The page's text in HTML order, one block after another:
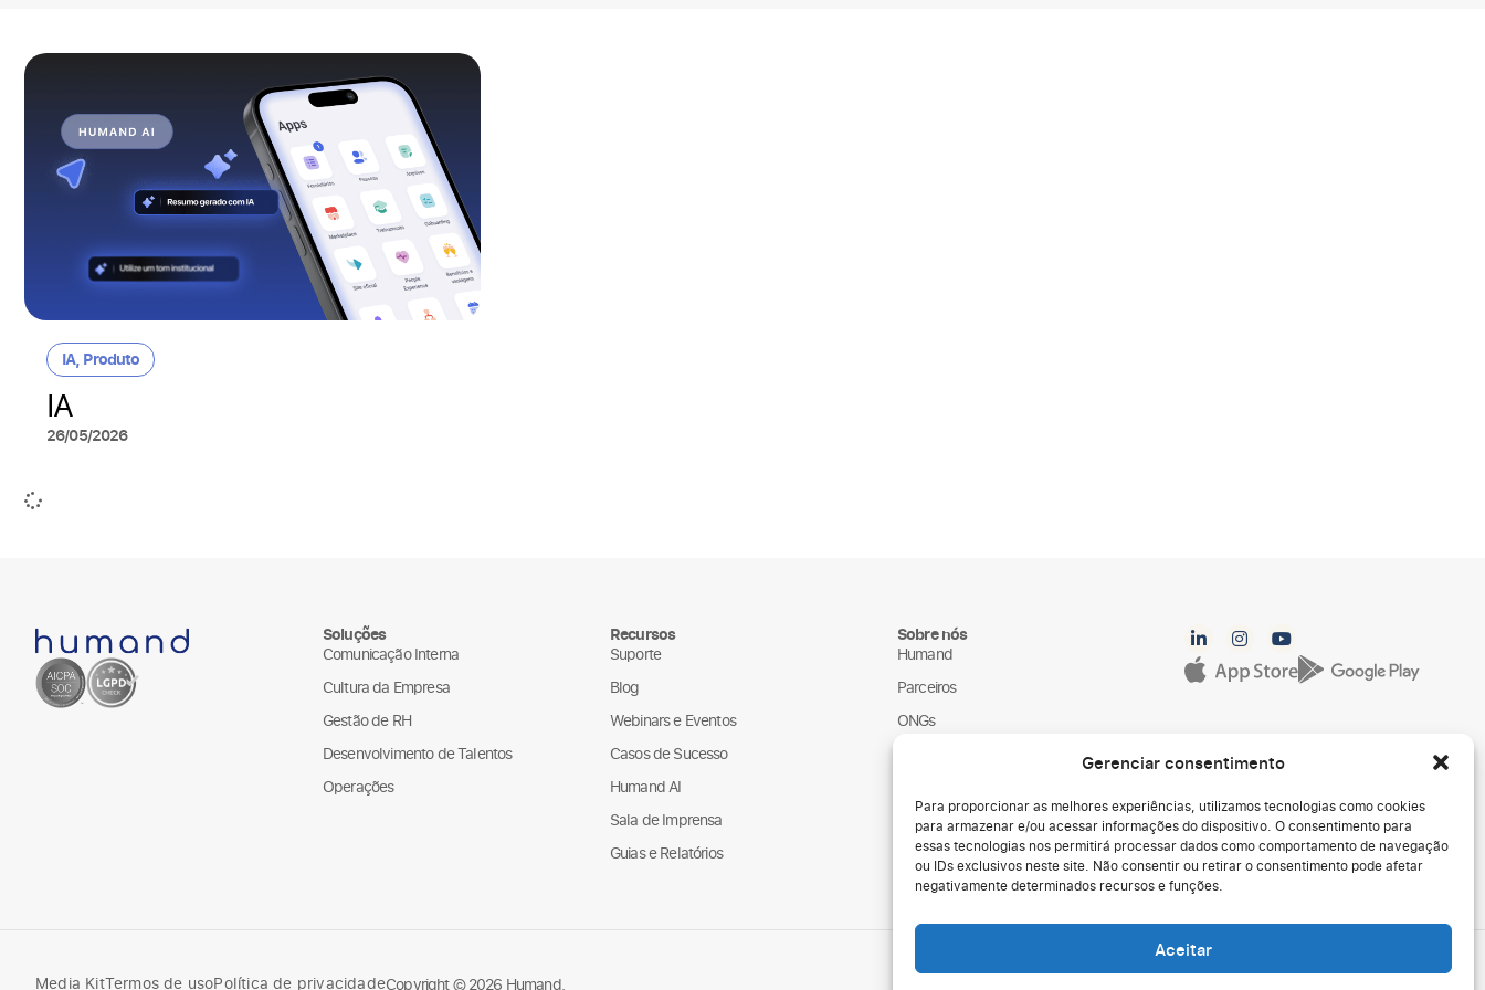
Gerenciar consentimento
Para proporcionar as melhores experiências, utilizamos tecnologias como cookies
para armazenar e/ou acessar informações do dispositivo. O consentimento para
essas tecnologias nos permitirá processar dados como comportamento de navegação
ou IDs exclusivos neste site. Não consentir ou retirar o consentimento pode afetar
negativamente determinados recursos e funções.
Aceitar
IA, Produto
IA
26/05/2026
Soluções
Comunicação Interna
Cultura da Empresa
Gestão de RH
Desenvolvimento de Talentos
Operações
Recursos
Suporte
Blog
Webinars e Eventos
Casos de Sucesso
Humand AI
Sala de Imprensa
Guias e Relatórios
Sobre nós
Humand
Parceiros
ONGs
Media KitTermos de usoPolítica de privacidadeCopyright © 2026 Humand.